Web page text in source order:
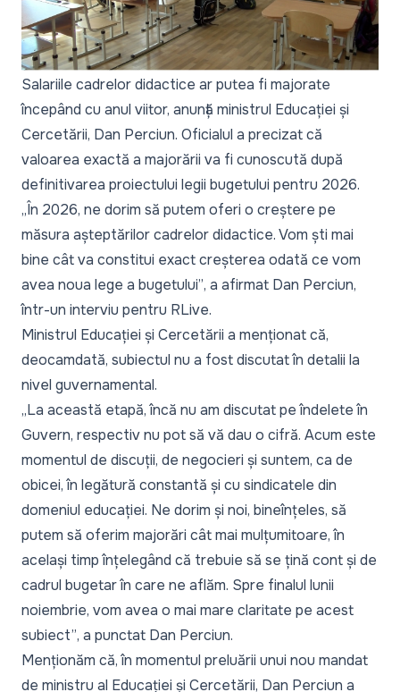
Salariile cadrelor didactice ar putea fi majorate
începând cu anul viitor, anunță ministrul Educației și
Cercetării, Dan Perciun. Oficialul a precizat că
valoarea exactă a majorării va fi cunoscută după
definitivarea proiectului legii bugetului pentru 2026.
„În 2026, ne dorim să putem oferi o creștere pe
măsura așteptărilor cadrelor didactice. Vom ști mai
bine cât va constitui exact creșterea odată ce vom
avea noua lege a bugetului”, a afirmat Dan Perciun,
într-un interviu pentru RLive.
Ministrul Educației și Cercetării a menționat că,
deocamdată, subiectul nu a fost discutat în detalii la
nivel guvernamental.
„La această etapă, încă nu am discutat pe îndelete în
Guvern, respectiv nu pot să vă dau o cifră. Acum este
momentul de discuții, de negocieri și suntem, ca de
obicei, în legătură constantă și cu sindicatele din
domeniul educației. Ne dorim și noi, bineînțeles, să
putem să oferim majorări cât mai mulțumitoare, în
același timp înțelegând că trebuie să se țină cont și de
cadrul bugetar în care ne aflăm. Spre finalul lunii
noiembrie, vom avea o mai mare claritate pe acest
subiect”, a punctat Dan Perciun.
Menționăm că, în momentul preluării unui nou mandat
de ministru al Educației și Cercetării, Dan Perciun a